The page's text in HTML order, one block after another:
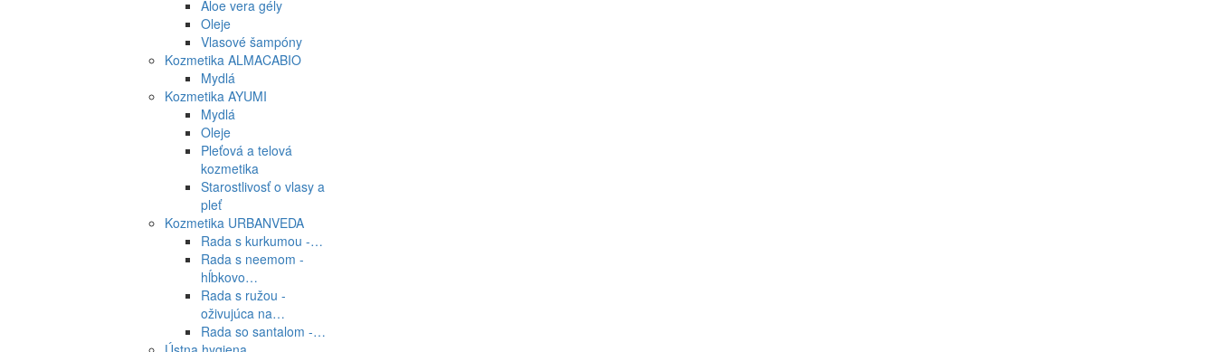
Aloe vera gély
Oleje
Vlasové šampóny
Kozmetika ALMACABIO
Mydlá
Kozmetika AYUMI
Mydlá
Oleje
Pleťová a telová
kozmetika
Starostlivosť o vlasy a
pleť
Kozmetika URBANVEDA
Rada s kurkumou -…
Rada s neemom -
hĺbkovo…
Rada s ružou -
oživujúca na…
Rada so santalom -…